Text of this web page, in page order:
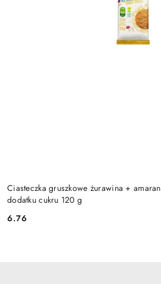
Ciasteczka gruszkowe żurawina +
dodatku cukru 120 g
Cena:
6.76